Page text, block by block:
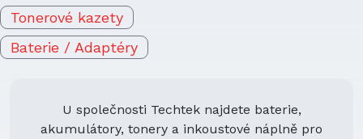
Baterie do psích obojků
Baterie do zdravotnických zařízení
Baterie do MP3 přehrávačů
Baterie do dálkových ovladačů
Baterie do pagerů
Tonerové kazety
Baterie / Adaptéry
U společnosti Techtek najdete baterie,
akumulátory, tonery a inkoustové náplně pro